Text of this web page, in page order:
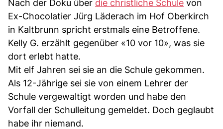
Nach der Doku über die christliche Schule von
Ex-Chocolatier Jürg Läderach im Hof Oberkirch
in Kaltbrunn spricht erstmals eine Betroffene.
Kelly G. erzählt gegenüber «10 vor 10», was sie
dort erlebt hatte.
Mit elf Jahren sei sie an die Schule gekommen.
Als 12-Jährige sei sie von einem Lehrer der
Schule vergewaltigt worden und habe den
Vorfall der Schulleitung gemeldet. Doch geglaubt
habe ihr niemand.